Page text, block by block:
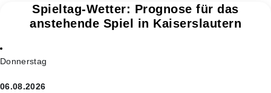
Spieltag-Wetter: Prognose für das
anstehende Spiel in Kaiserslautern
Donnerstag
06.08.2026